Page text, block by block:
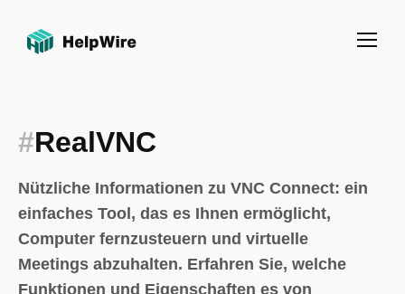
#RealVNC
Nützliche Informationen zu VNC Connect: ein
einfaches Tool, das es Ihnen ermöglicht,
Computer fernzusteuern und virtuelle
Meetings abzuhalten. Erfahren Sie, welche
Funktionen und Eigenschaften es von